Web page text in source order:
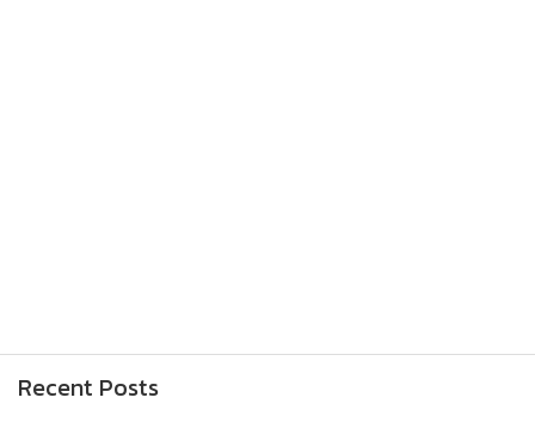
Recent Posts